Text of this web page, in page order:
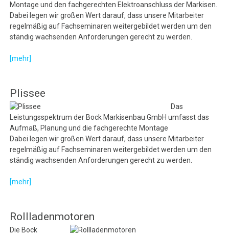
Montage und den fachgerechten Elektroanschluss der Markisen.
Dabei legen wir großen Wert darauf, dass unsere Mitarbeiter
regelmäßig auf Fachseminaren weitergebildet werden um den
ständig wachsenden Anforderungen gerecht zu werden.
[mehr]
Plissee
Das
Leistungsspektrum der Bock Markisenbau GmbH umfasst das
Aufmaß, Planung und die fachgerechte Montage
Dabei legen wir großen Wert darauf, dass unsere Mitarbeiter
regelmäßig auf Fachseminaren weitergebildet werden um den
ständig wachsenden Anforderungen gerecht zu werden.
[mehr]
Rollladenmotoren
Die Bock